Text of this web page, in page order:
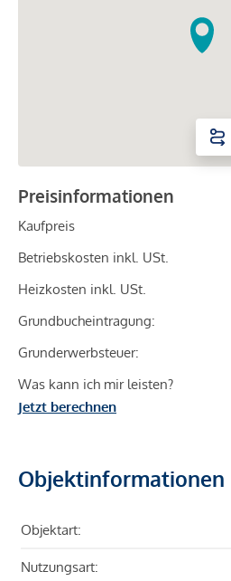
Preisinformationen
Kaufpreis
Betriebskosten inkl. USt.
Heizkosten inkl. USt.
Grundbucheintragung:
Grunderwerbsteuer:
Was kann ich mir leisten?
Jetzt berechnen
Objektinformationen
Objektart:
Nutzungsart: